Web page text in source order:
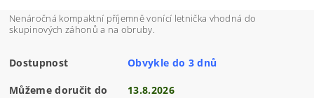
Nenáročná kompaktní příjemně vonící letnička vhodná do
skupinových záhonů a na obruby.
Dostupnost Obvykle do 3 dnů
Můžeme doručit do 13.8.2026